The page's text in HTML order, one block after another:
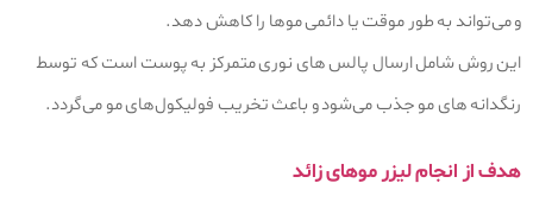
و می‌تواند به طور موقت یا دائمی موها را کاهش دهد.
این روش شامل ارسال پالس‌ های نوری متمرکز به پوست است که توسط
رنگدانه‌ های مو جذب می‌شود و باعث تخریب فولیکول‌های مو می‌گردد.
هدف از انجام لیزر موهای زائد